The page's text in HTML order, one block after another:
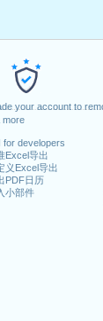
your account to
more
for developers
Excel导出
义Excel导出
PDF日历
小部件